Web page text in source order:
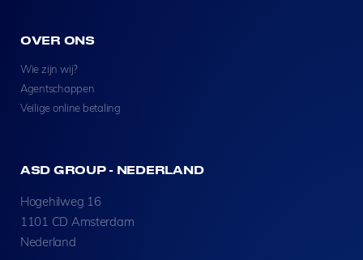
OVER ONS
Wie zijn wij?
Agentschappen
Veilige online betaling
ASD GROUP - NEDERLAND
Hogehilweg 16
1101 CD Amsterdam
Nederland